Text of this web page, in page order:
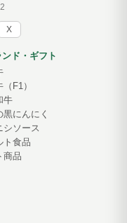
X
ンド・ギフト
F1）
牛
黒にんにく
シソース
ト食品
商品